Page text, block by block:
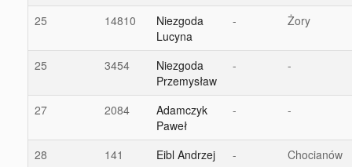
25 14810
Niezgoda
Lucyna
- Żory
25 3454
Niezgoda
Przemysław
- -
27 2084
Adamczyk
Paweł
- -
28 141 Eibl Andrzej -
Chocianów